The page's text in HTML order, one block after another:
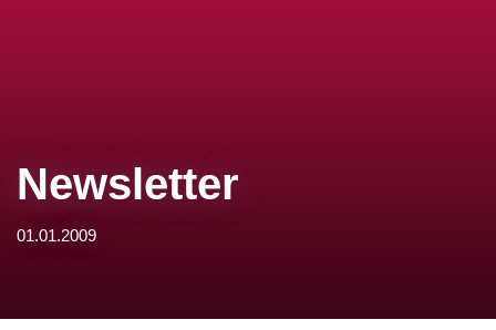
Newsletter
01.01.2009